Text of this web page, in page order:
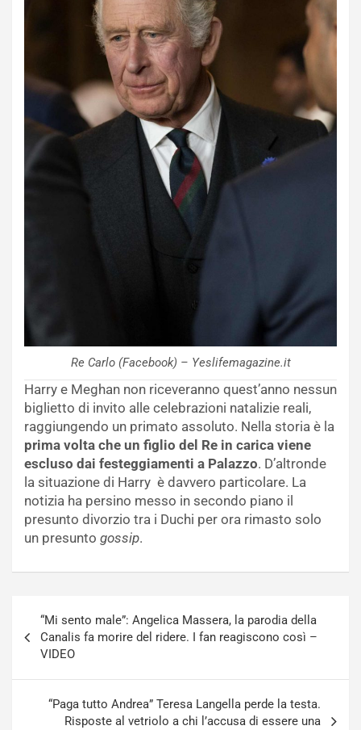
Re Carlo (Facebook) – Yeslifemagazine.it
Harry e Meghan non riceveranno quest’anno nessun
biglietto di invito alle celebrazioni natalizie reali,
raggiungendo un primato assoluto. Nella storia è la
prima volta che un figlio del Re in carica viene
escluso dai festeggiamenti a Palazzo. D’altronde
la situazione di Harry è davvero particolare. La
notizia ha persino messo in secondo piano il
presunto divorzio tra i Duchi per ora rimasto solo
un presunto gossip.
articoli
“Mi sento male”: Angelica Massera, la parodia della
Canalis fa morire del ridere. I fan reagiscono così –
VIDEO
“Paga tutto Andrea” Teresa Langella perde la testa.
Risposte al vetriolo a chi l’accusa di essere una